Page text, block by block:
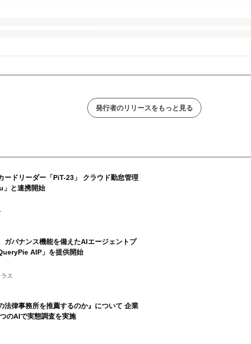
発行者のリリースをもっと見る
ードリーダー「PiT-23」 クラウド勤怠管理
」と連携開始
ガバナンス機能を備えたAIエージェントプ
AIP」を提供開始
ス
法律事務所を推薦するのか』について 企業
のAIで実態調査を実施